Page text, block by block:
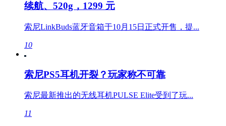
续航、520g，1299 元
索尼LinkBuds蓝牙音箱于10月15日正式开售，提...
10
索尼PS5耳机开裂？玩家称不可靠
索尼最新推出的无线耳机PULSE Elite受到了玩...
11